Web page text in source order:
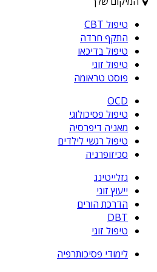
טיפול CBT
התקף חרדה
טיפול בדיכאו
טיפול זוגי
פוסט טראומה
OCD
טיפול פסיכולוגי
מאניה דיפרסיה
טיפול רגשי לילדים
סכיזופרניה
גזלייטינג
ייעוץ זוגי
הדרכת הורים
DBT
טיפול זוגי
לימודי פסיכותרפיה